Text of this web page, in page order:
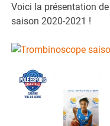
Voici la présentation
saison 2020-2021 !